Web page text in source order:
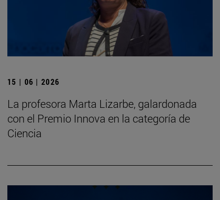
15 | 06 | 2026
La profesora Marta Lizarbe, galardonada
con el Premio Innova en la categoría de
Ciencia